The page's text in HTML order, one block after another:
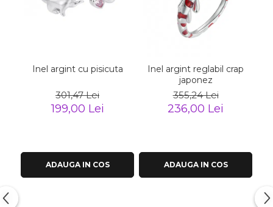
Inel argint cu pisicuta
301,47 Lei
199,00 Lei
ADAUGA IN COS
Inel argint reglabil crap
japonez
355,24 Lei
236,00 Lei
ADAUGA IN COS